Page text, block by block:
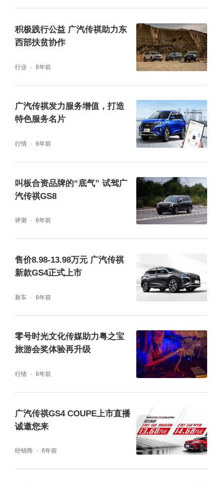
销/私域平台营销三方面的服务，并用数据化思
维为营销赋能，透视营销全过程，助力企业营
销新势力。
积极践行公益 广汽传祺助力东
西部扶贫协作
行业 6年前
广汽传祺发力服务增值，打造
特色服务名片
行情 6年前
叫板合资品牌的“底气” 试驾广
汽传祺GS8
评测 6年前
售价8.98-13.98万元 广汽传祺
新款GS4正式上市
新车 6年前
零号时光文化传媒助力粤之宝
旅游会奖体验再升级
行情 6年前
广汽传祺GS4 COUPE上市直播
诚邀您来
经销商 6年前